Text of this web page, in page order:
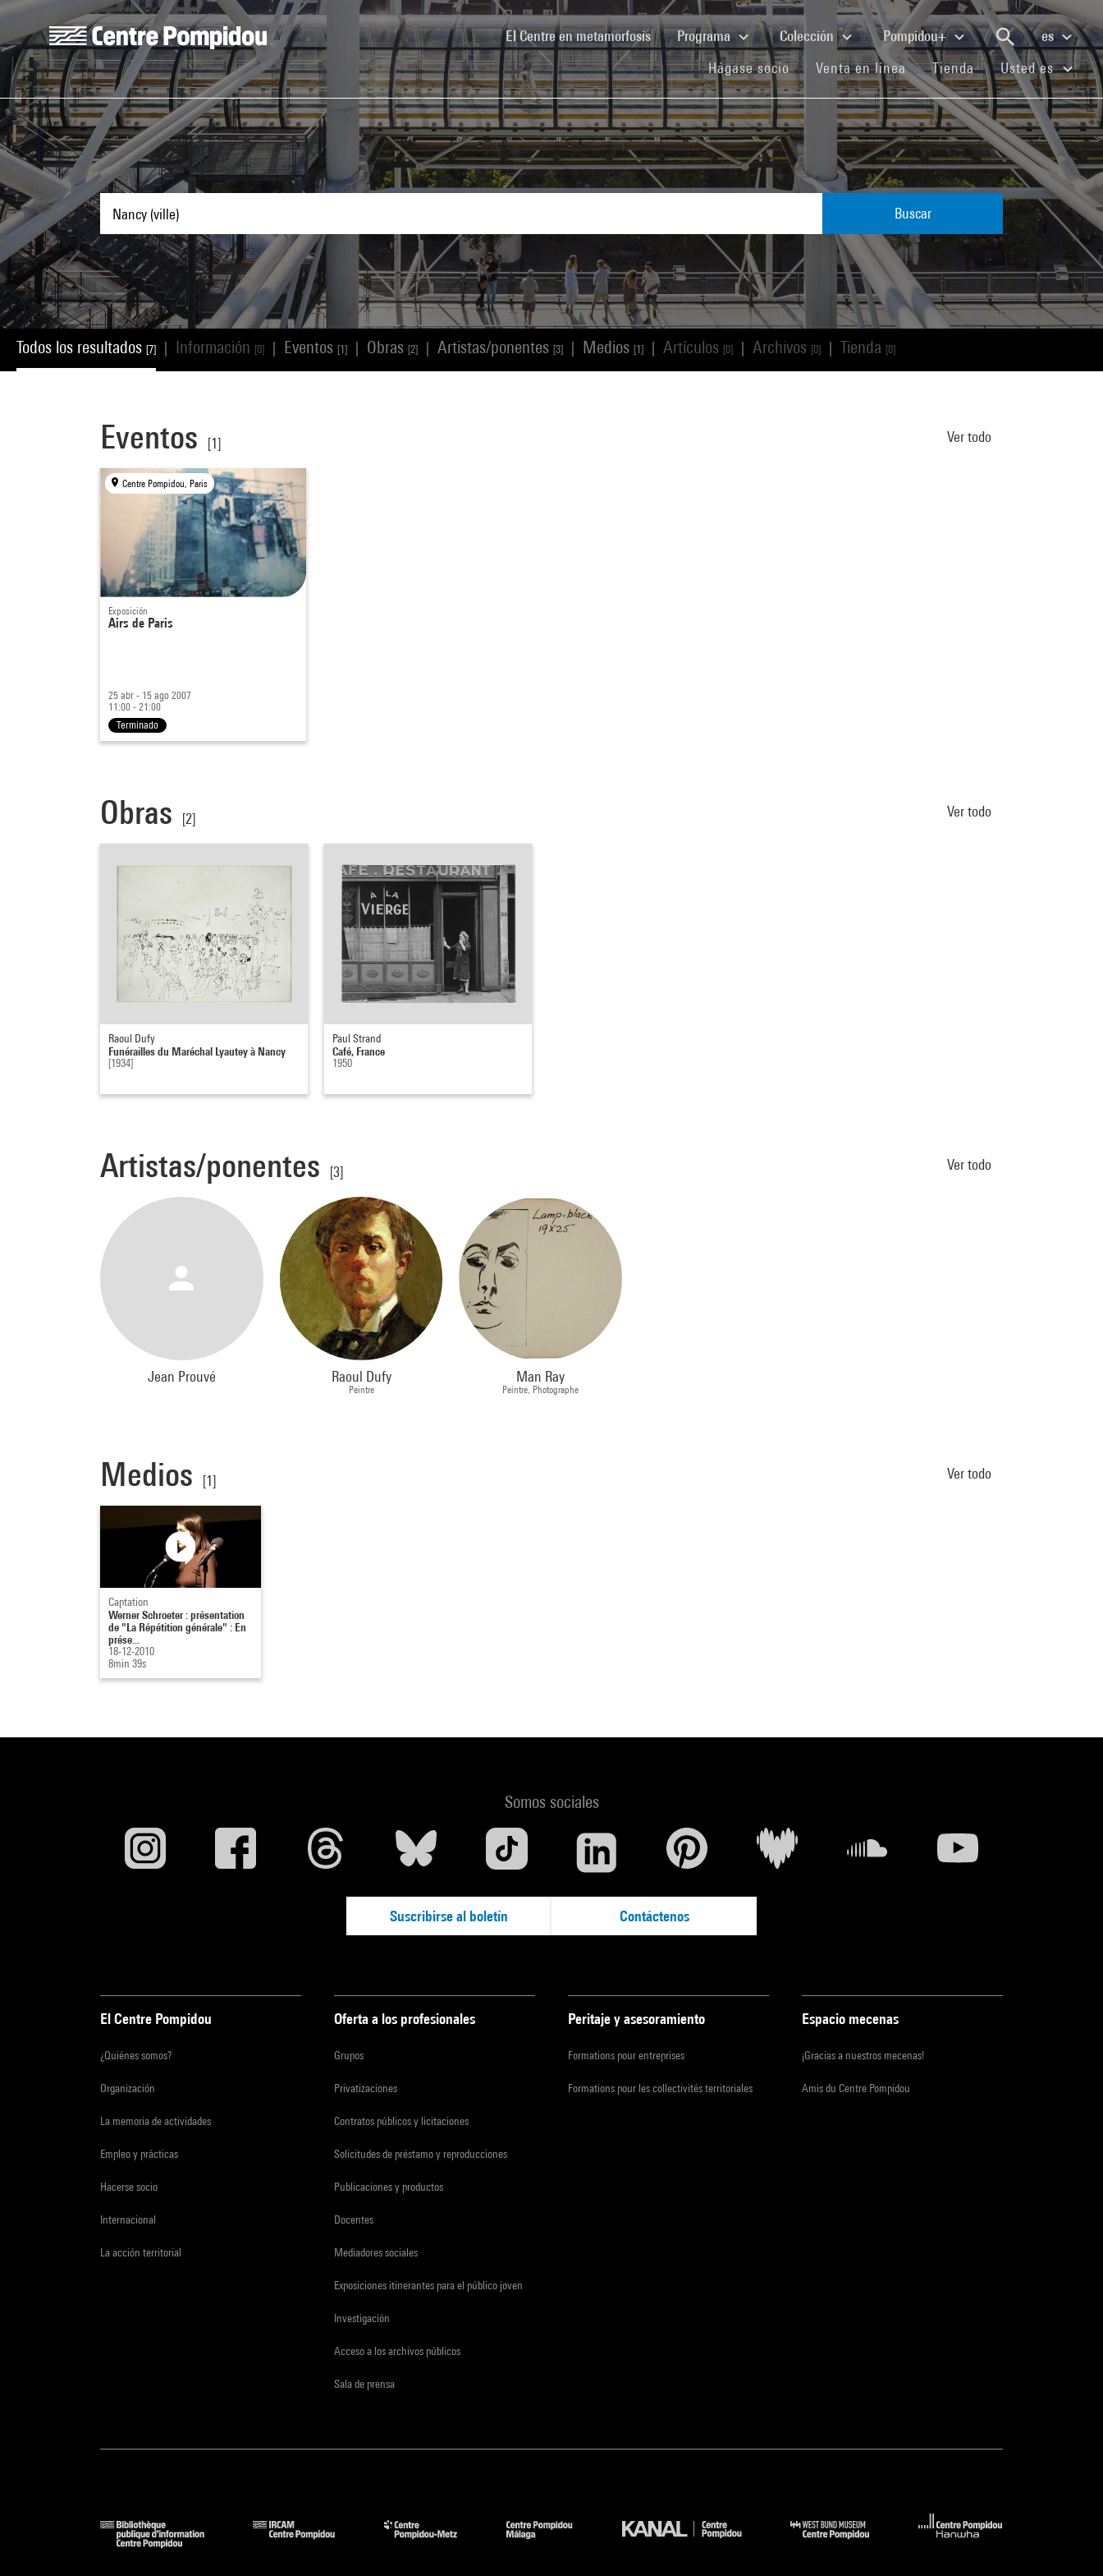
Skip to main content
Centre Pompidou
El Centre en metamorfosis(current)Programa Colección Pompidou+
es
Hágase socio(current)Venta en línea(current)
Tienda(current)Usted es
Buscar
Todos los resultados [7] Información [0] Eventos [1] Obras [2] Artistas/ponentes [3] Medios [1] Artículos [0] Archivos [0] Tienda [0]
Eventos [1] Ver todo
Centre Pompidou, Paris
Exposición
Airs de Paris
25 abr - 15 ago 2007
11:00 - 21:00
Terminado
Obras [2] Ver todo
Raoul Dufy
Funérailles du Maréchal Lyautey à Nancy
[1934]
Paul Strand
Café, France
1950
Artistas/ponentes [3] Ver todo
Jean Prouvé Raoul Dufy
Peintre
Man Ray
Peintre, Photographe
Medios [1] Ver todo
Captation
Werner Schroeter : présentation
de "La Répétition générale" : En
prése...
18-12-2010
8min 39s
Somos sociales
Suscribirse al boletín Contáctenos
El Centre Pompidou
¿Quiénes somos?
Organización
La memoria de actividades
Empleo y prácticas
Hacerse socio
Internacional
La acción territorial
Oferta a los profesionales
Grupos
Privatizaciones
Contratos públicos y licitaciones
Solicitudes de préstamo y reproducciones
Publicaciones y productos
Docentes
Mediadores sociales
Exposiciones itinerantes para el público joven
Investigación
Acceso a los archivos públicos
Sala de prensa
Peritaje y asesoramiento
Formations pour entreprises
Formations pour les collectivités territoriales
Espacio mecenas
¡Gracias a nuestros mecenas!
Amis du Centre Pompidou